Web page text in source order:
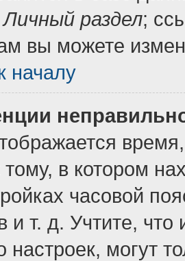
Личный раздел;
вы можете
началу
тому, в котором
часовой
и т. д. Учтите, что
настроек, могут